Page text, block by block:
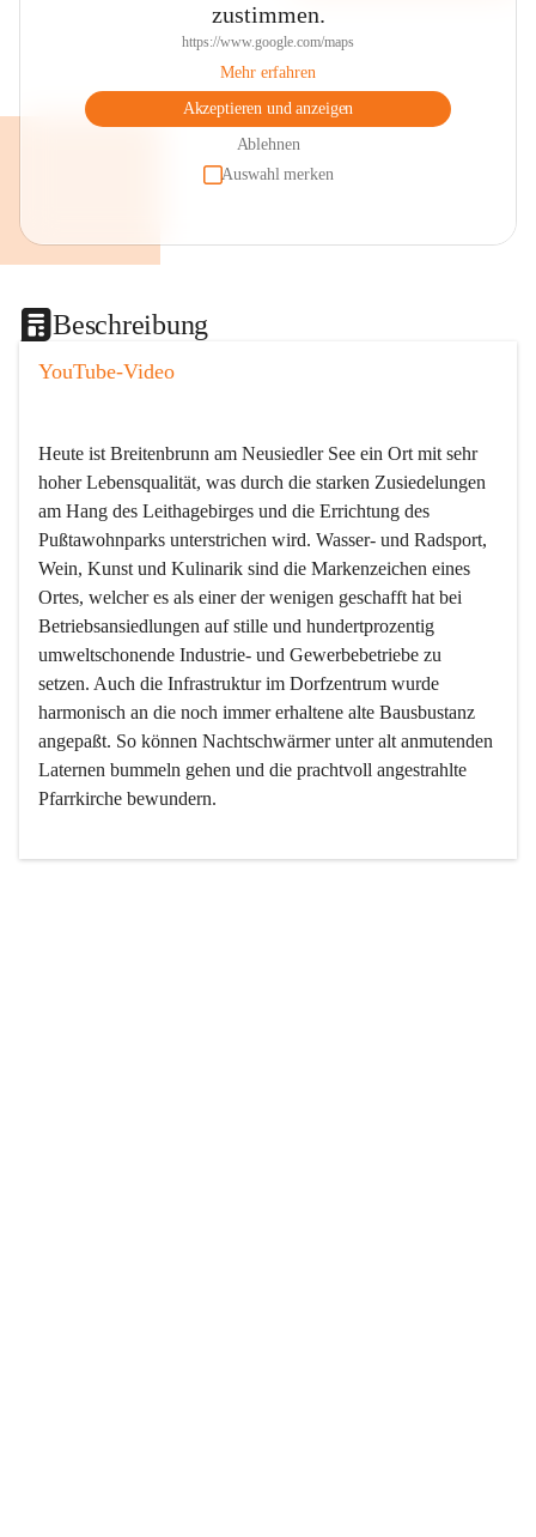
zustimmen.
https://www.google.com/maps
Mehr erfahren
Akzeptieren und anzeigen
Ablehnen
Auswahl merken
Beschreibung
YouTube-Video
Heute ist Breitenbrunn am Neusiedler See ein Ort mit sehr
hoher Lebensqualität, was durch die starken Zusiedelungen
am Hang des Leithagebirges und die Errichtung des
Pußtawohnparks unterstrichen wird. Wasser- und Radsport,
Wein, Kunst und Kulinarik sind die Markenzeichen eines
Ortes, welcher es als einer der wenigen geschafft hat bei
Betriebsansiedlungen auf stille und hundertprozentig
umweltschonende Industrie- und Gewerbebetriebe zu
setzen. Auch die Infrastruktur im Dorfzentrum wurde
harmonisch an die noch immer erhaltene alte Bausbustanz
angepaßt. So können Nachtschwärmer unter alt anmutenden
Laternen bummeln gehen und die prachtvoll angestrahlte
Pfarrkirche bewundern.
Der Weinbau dominert heute nicht mehr, ist aber integrativer